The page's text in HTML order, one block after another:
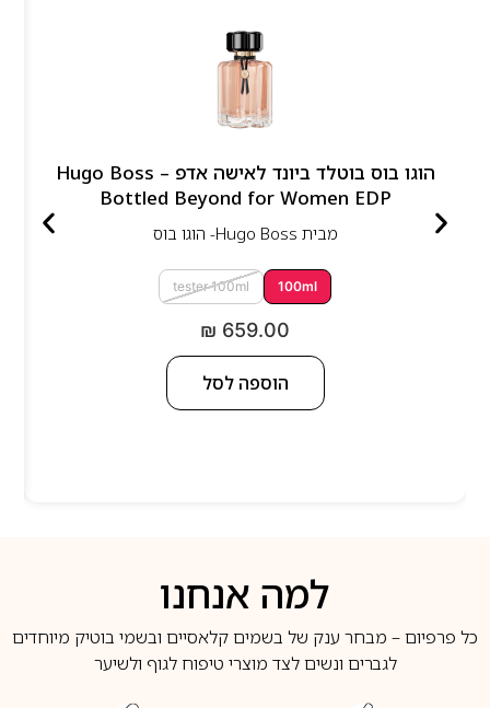
הוגו בוס בוטלד ביונד לאישה אדפ – Hugo Boss
Bottled Beyond for Women EDP
מבית Hugo Boss- הוגו בוס
100ml
tester 100ml
₪ 659.00
הוספה לסל
למה אנחנו
כל פרפיום – מבחר ענק של בשמים קלאסיים ובשמי בוטיק מיוחדים
לגברים ונשים לצד מוצרי טיפוח לגוף ולשיער